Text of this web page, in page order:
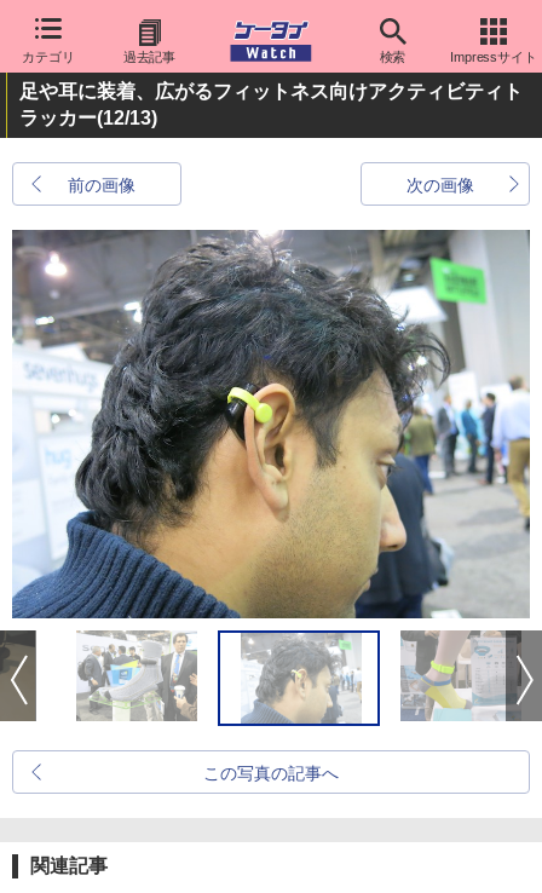
カテゴリ 過去記事 検索 Impressサイト
足や耳に装着、広がるフィットネス向けアクティビティト
ラッカー(12/13)
前の画像 次の画像
この写真の記事へ
関連記事